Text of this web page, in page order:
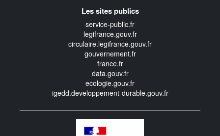
Les sites publics
service-public.fr
legifrance.gouv.fr
circulaire.legifrance.gouv.fr
gouvernement.fr
france.fr
data.gouv.fr
ecologie.gouv.fr
igedd.developpement-durable.gouv.fr